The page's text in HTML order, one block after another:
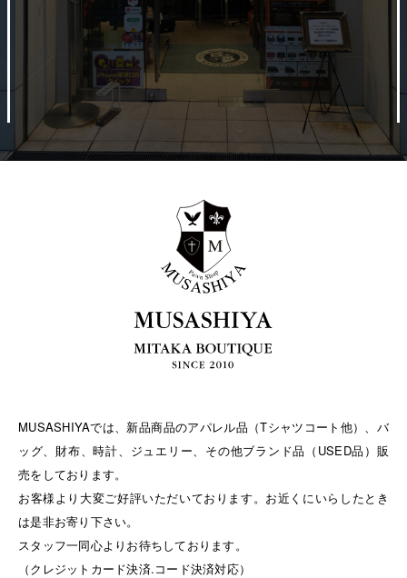
MUSASHIYAでは、新品商品のアパレル品（Tシャツコート他）、バ
ッグ、財布、時計、ジュエリー、その他ブランド品（USED品）販
売をしております。
お客様より大変ご好評いただいております。お近くにいらしたとき
は是非お寄り下さい。
スタッフ一同心よりお待ちしております。
（クレジットカード決済.コード決済対応）